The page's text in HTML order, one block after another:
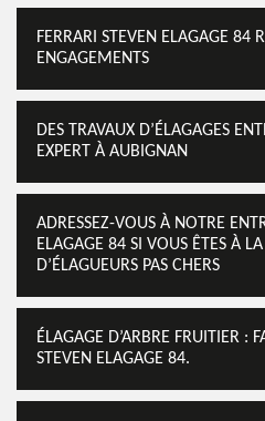
FERRARI STEVEN ELAGAGE 84
ENGAGEMENTS
DES TRAVAUX D’ÉLAGAGES
EXPERT À AUBIGNAN
ADRESSEZ-VOUS À NOTRE
ELAGAGE 84 SI VOUS ÊTES À
D’ÉLAGUEURS PAS CHERS
ÉLAGAGE D’ARBRE FRUITIER :
STEVEN ELAGAGE 84.